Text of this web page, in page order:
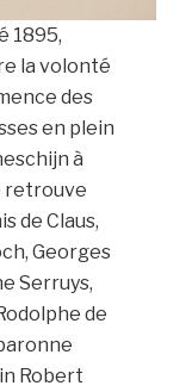
1895,
la volonté
des
en plein
à
retrouve
de Claus,
Georges
Serruys,
de
Robert